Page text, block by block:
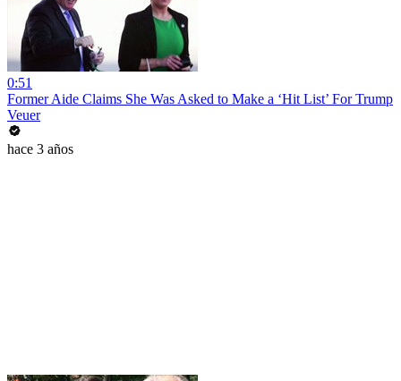
0:51
Former Aide Claims She Was Asked to Make a ‘Hit List’ For Trump
Veuer
hace 3 años